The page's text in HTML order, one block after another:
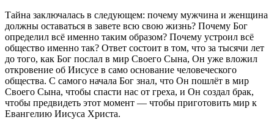
Тайна заключалась в следующем: почему мужчина и женщина
должны оставаться в завете всю свою жизнь? Почему Бог
определил всё именно таким образом? Почему устроил всё
общество именно так? Ответ состоит в том, что за тысячи лет
до того, как Бог послал в мир Своего Сына, Он уже вложил
откровение об Иисусе в само основание человеческого
общества. С самого начала Бог знал, что Он пошлёт в мир
Своего Сына, чтобы спасти нас от греха, и Он создал брак,
чтобы предвидеть этот момент — чтобы приготовить мир к
Евангелию Иисуса Христа.